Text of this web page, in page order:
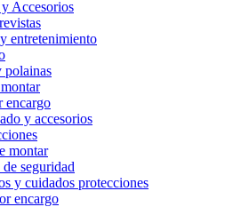
Accesorios
entretenimiento
polainas
encargo
y accesorios
montar
seguridad
y cuidados protecciones
encargo